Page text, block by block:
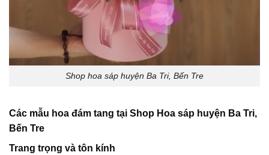
Shop hoa sáp huyện Ba Tri, Bến Tre
Các mẫu hoa đám tang tại Shop Hoa sáp huyện Ba Tri,
Bến Tre
Trang trọng và tôn kính